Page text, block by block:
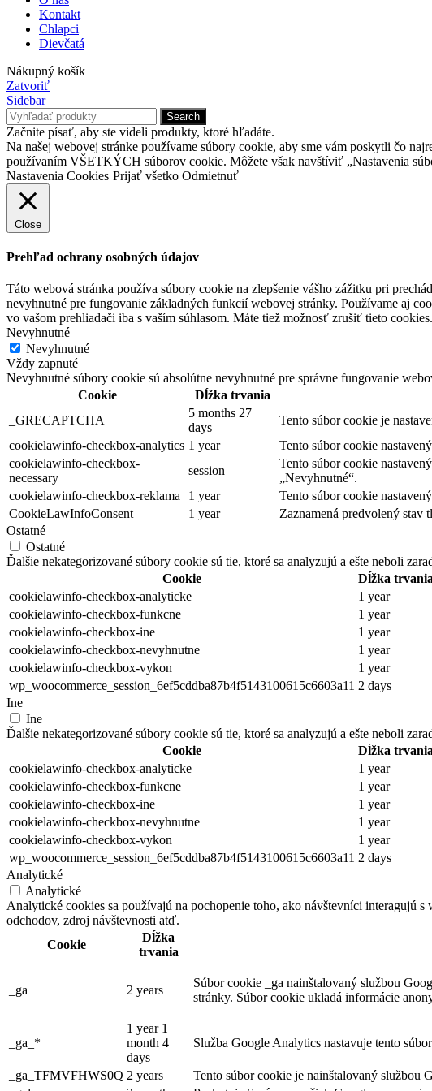
Kontakt
Chlapci
Dievčatá
Nákupný košík
Zatvoriť
Sidebar
Search
Začnite písať, aby ste videli produkty, ktoré hľadáte.
Na našej webovej stránke používame súbory cookie, aby sme vám poskytli čo
používaním VŠETKÝCH súborov cookie. Môžete však navštíviť „Nastavenia
Nastavenia Cookies Prijať všetko Odmietnuť
Close
Prehľad ochrany osobných údajov
Táto webová stránka používa súbory cookie na zlepšenie vášho zážitku pri
nevyhnutné pre fungovanie základných funkcií webovej stránky. Používame aj
vo vašom prehliadači iba s vaším súhlasom. Máte tiež možnosť zrušiť tieto
Nevyhnutné
Nevyhnutné
Vždy zapnuté
Nevyhnutné súbory cookie sú absolútne nevyhnutné pre správne fungovanie
Cookie
Dĺžka trvania
_GRECAPTCHA
5 months 27
days
Tento súbor cookie je
cookielawinfo-checkbox-analytics 1 year
Tento súbor cookie
cookielawinfo-checkbox-
necessary
session
Tento súbor cookie
„Nevyhnutné“.
cookielawinfo-checkbox-reklama
1 year
Tento súbor cookie
CookieLawInfoConsent
1 year
Zaznamená predvolený stav
Ostatné
Ostatné
Ďalšie nekategorizované súbory cookie sú tie, ktoré sa analyzujú a ešte neboli
Cookie
Dĺžka trvania
cookielawinfo-checkbox-analyticke
1 year
cookielawinfo-checkbox-funkcne
1 year
cookielawinfo-checkbox-ine
1 year
cookielawinfo-checkbox-nevyhnutne
1 year
cookielawinfo-checkbox-vykon
1 year
wp_woocommerce_session_6ef5cddba87b4f5143100615c6603a11 2 days
Ine
Ine
Ďalšie nekategorizované súbory cookie sú tie, ktoré sa analyzujú a ešte neboli
Cookie
Dĺžka trvania
cookielawinfo-checkbox-analyticke
1 year
cookielawinfo-checkbox-funkcne
1 year
cookielawinfo-checkbox-ine
1 year
cookielawinfo-checkbox-nevyhnutne
1 year
cookielawinfo-checkbox-vykon
1 year
wp_woocommerce_session_6ef5cddba87b4f5143100615c6603a11 2 days
Analytické
Analytické
Analytické cookies sa používajú na pochopenie toho, ako návštevníci interagujú
odchodov, zdroj návštevnosti atď.
Cookie
Dĺžka
trvania
_ga 2 years
Súbor cookie _ga nainštalovaný službou
stránky. Súbor cookie ukladá informácie
_ga_*
1 year 1
month 4
days
Služba Google Analytics nastavuje tento
_ga_TFMVFHWS0Q 2 years
Tento súbor cookie je nainštalovaný službou